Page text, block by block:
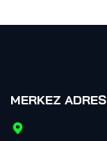
MERKEZ ADRES